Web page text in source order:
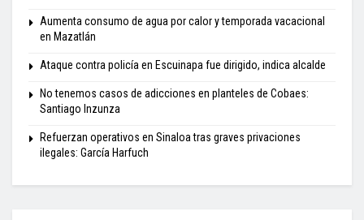
Aumenta consumo de agua por calor y temporada vacacional
en Mazatlán
Ataque contra policía en Escuinapa fue dirigido, indica alcalde
No tenemos casos de adicciones en planteles de Cobaes:
Santiago Inzunza
Refuerzan operativos en Sinaloa tras graves privaciones
ilegales: García Harfuch